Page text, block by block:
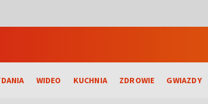
WIDEO KUCHNIA ZDROWIE GWIAZDY